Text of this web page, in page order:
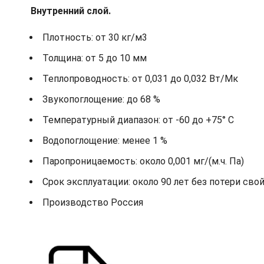
Внутренний слой.
Плотность: от 30 кг/м3
Толщина: от 5 до 10 мм
Теплопроводность: от 0,031 до 0,032 Вт/Мк
Звукопоглощение: до 68 %
Температурный диапазон: от -60 до +75° С
Водопоглощение: менее 1 %
Паропроницаемость: около 0,001 мг/(м.ч. Па)
Срок эксплуатации: около 90 лет без потери
Производство Россия